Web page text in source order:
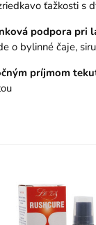
ťažkosti s
podpora pri
o bylinné čaje,
príjmom